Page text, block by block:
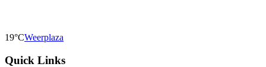
19°CWeerplaza
Quick Links